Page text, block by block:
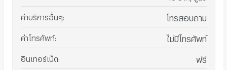
ค่าบริการอื่นๆ โทรสอบถาม
ค่าโทรศัพท์: ไม่มีโทรศัพท์
อินเทอร์เน็ต ฟรี